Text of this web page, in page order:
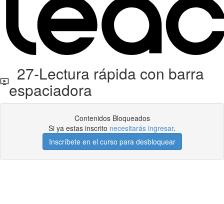
27-Lectura rápida con barra
espaciadora
Contenidos Bloqueados
Si ya estas inscrito necesitarás ingresar.
Inscríbete en el curso para desbloquear